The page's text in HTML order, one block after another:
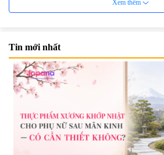
Viên uống hỗ trợ điều trị ung thư
Group 130 viên - Date 03/2027
| 121.329
8.500.000 đ
Bột
tăng sức
(2gx30
Xem thêm
Tin mới nhất